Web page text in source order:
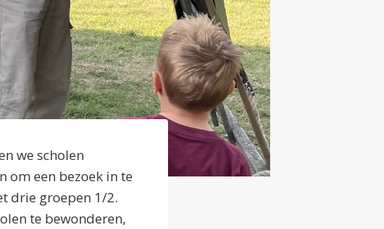
we scholen
om een bezoek in te
drie groepen 1/2.
te bewonderen,